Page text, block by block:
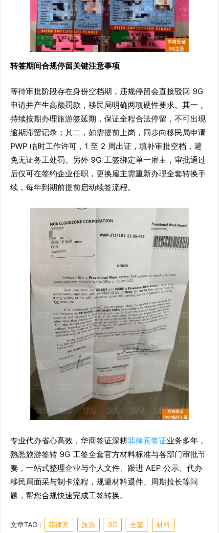
转签期间合规停留关键注意事项
等待审批阶段存在身份空档期，违规停留会直接驳回 9G
申请并产生高额罚款，移民局明确两项硬性要求。其一，
持续按期办理旅游签延期，保证全程合法停留，不可出现
逾期滞留记录；其二，如需提前上岗，同步向移民局申请
PWP 临时工作许可，1 至 2 周出证，填补审批空档，避
免无证务工处罚。另外 9G 工签绑定单一雇主，审批通过
后仅可在签约企业任职，更换雇主需重新办理全套转换手
续，每年到期前提前启动续签流程。
专业代办省心高效，华商签证深耕菲律宾签证业务多年，
熟悉旅游签转 9G 工签全套官方材料标准与各部门审批节
奏，一站式整理企业与个人文件、跟进 AEP 公示、代办
移民局面采与制卡流程，规避材料退件、周期拉长等问
题，帮您合规快速完成工签转换。
文章TAG： 菲律宾 旅游 9G 全套
材料